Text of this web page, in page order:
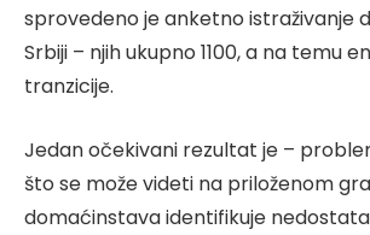
sprovedeno je anketno istraživanje
Srbiji – njih ukupno 1100, a na temu
tranzicije.
Jedan očekivani rezultat je –
što se može videti na priloženom
domaćinstava identifikuje